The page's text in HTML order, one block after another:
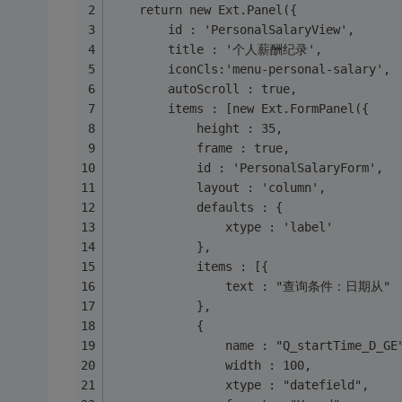
	return new Ext.Panel({
		id : 'PersonalSalaryView',
		title : '个人薪酬纪录',
		iconCls:'menu-personal-salary',
		autoScroll : true,
		items : [new Ext.FormPanel({
			height : 35,
			frame : true,
			id : 'PersonalSalaryForm',
			layout : 'column',
			defaults : {
				xtype : 'label'
			},
			items : [{
				text : "查询条件：日期从"
			},
			{
name :
				width : 100,
				xtype : "datefield",